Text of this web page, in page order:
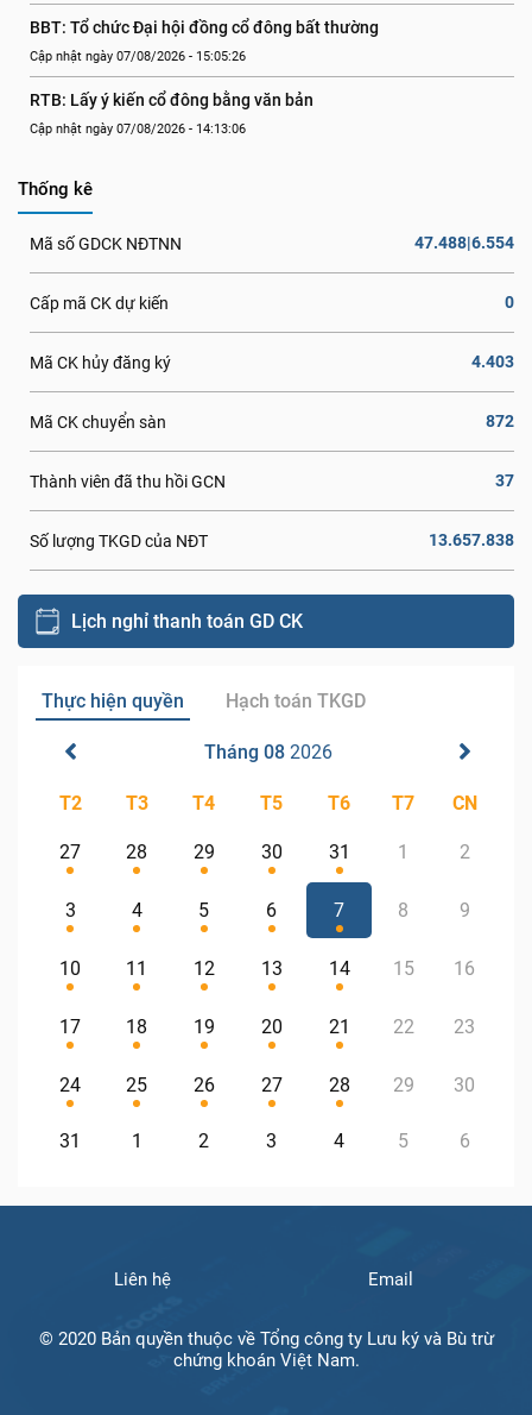
BBT: Tổ chức Đại hội đồng cổ đông bất thường
Cập nhật ngày 07/08/2026 - 15:05:26
RTB: Lấy ý kiến cổ đông bằng văn bản
Cập nhật ngày 07/08/2026 - 14:13:06
Thống kê
Mã số GDCK NĐTNN 47.488|6.554
Cấp mã CK dự kiến 0
Mã CK hủy đăng ký 4.403
Mã CK chuyển sàn 872
Thành viên đã thu hồi GCN 37
Số lượng TKGD của NĐT 13.657.838
Lịch nghỉ thanh toán GD CK
Thực hiện quyền Hạch toán TKGD
Tháng 08 2026
T2 T3 T4 T5 T6 T7 CN
27 28 29 30 31 1 2
3 4 5 6 7 8 9
10 11 12 13 14 15 16
17 18 19 20 21 22 23
24 25 26 27 28 29 30
31 1 2 3 4 5 6
Liên hệ Email
© 2020 Bản quyền thuộc về Tổng công ty Lưu ký và Bù trừ
chứng khoán Việt Nam.